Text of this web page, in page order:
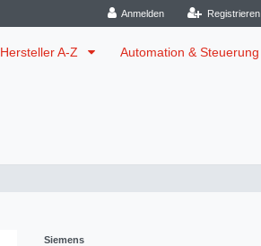
Anmelden Registrieren
Hersteller A-Z Automation & Steuerung
Siemens